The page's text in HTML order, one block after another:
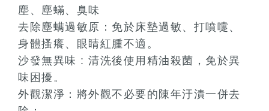
塵、塵蟎、臭味
去除塵螨過敏原：免於床墊過敏、打噴嚏、
身體搔癢、眼睛紅腫不適。
沙發無異味 : 清洗後使用精油殺菌，免於異
味困擾。
外觀潔淨：將外觀不必要的陳年汙漬一併去